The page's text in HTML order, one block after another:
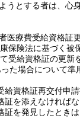
うとする者は、心
医療費受給資格証
保険法に基づく
受給資格証の更新
た場合について準
給資格証再交付申
を添えなければな
を発見したとき